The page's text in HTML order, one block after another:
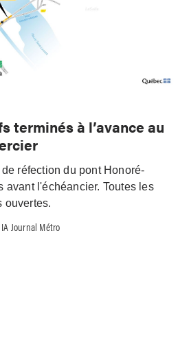
terminés à l’avance au
réfection du pont Honoré-
avant l'échéancier. Toutes les
ouvertes.
Journal Métro